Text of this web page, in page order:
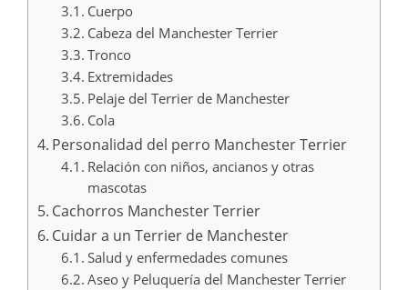
Cuerpo
Cabeza del Manchester Terrier
Tronco
Extremidades
Pelaje del Terrier de Manchester
Cola
Personalidad del perro Manchester Terrier
Relación con niños, ancianos y otras
mascotas
Cachorros Manchester Terrier
Cuidar a un Terrier de Manchester
Salud y enfermedades comunes
Aseo y Peluquería del Manchester Terrier